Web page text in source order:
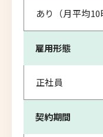
あり（月平均10
雇用形態
正社員
契約期間